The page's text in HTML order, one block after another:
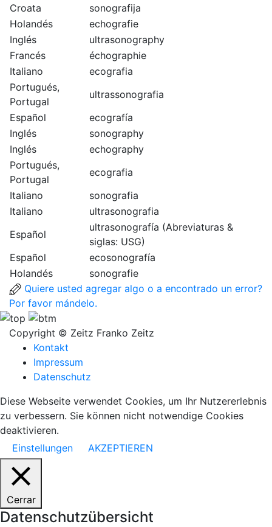
Croata
sonografija
Holandés
echografie
Inglés
ultrasonography
Francés
échographie
Italiano
ecografia
Portugués,
Portugal
ultrassonografia
Español
ecografía
Inglés
sonography
Inglés
echography
Portugués,
Portugal
ecografia
Italiano
sonografia
Italiano
ultrasonografia
Español
ultrasonografía (Abreviaturas &
siglas: USG)
Español
ecosonografía
Holandés
sonografie
Quiere usted agregar algo o a encontrado un error?
Por favor mándelo.
Copyright © Zeitz Franko Zeitz
Kontakt
Impressum
Datenschutz
Diese Webseite verwendet Cookies, um Ihr Nutzererlebnis
zu verbessern. Sie können nicht notwendige Cookies
deaktivieren.
Einstellungen
AKZEPTIEREN
Cerrar
Datenschutzübersicht